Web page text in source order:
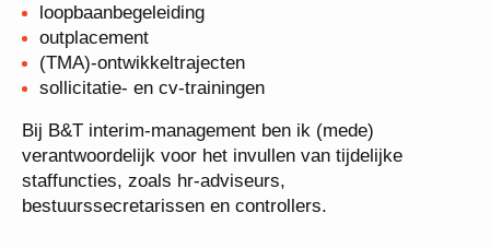
loopbaanbegeleiding
outplacement
(TMA)-ontwikkeltrajecten
sollicitatie- en cv-trainingen
Bij B&T interim-management ben ik (mede)
verantwoordelijk voor het invullen van tijdelijke
staffuncties, zoals hr-adviseurs,
bestuurssecretarissen en controllers.